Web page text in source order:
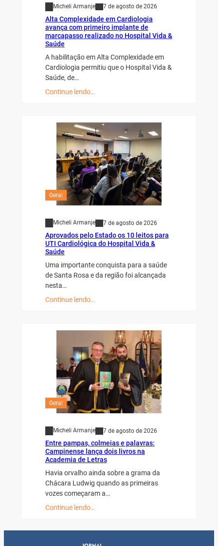
Micheli Armanje 7 de agosto de 2026
Alta Complexidade em Cardiologia
avança com primeiro implante de
marcapasso realizado no Hospital Vida &
Saúde
A habilitação em Alta Complexidade em
Cardiologia permitiu que o Hospital Vida &
Saúde, de…
Continue lendo…
Geral
Micheli Armanje 7 de agosto de 2026
Aprovados pelo Estado os 10 leitos para
UTI Cardiológica do Hospital Vida &
Saúde
Uma importante conquista para a saúde
de Santa Rosa e da região foi alcançada
nesta…
Continue lendo…
Geral
Micheli Armanje 7 de agosto de 2026
Entre pampas, colmeias e palavras:
Campinense lança dois livros na
Academia de Letras
Havia orvalho ainda sobre a grama da
Chácara Ludwig quando as primeiras
vozes começaram a…
Continue lendo…